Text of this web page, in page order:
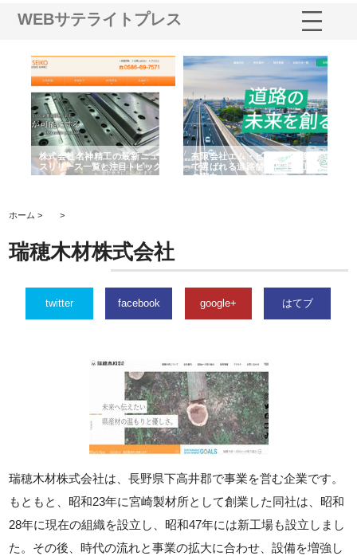
WEBサテライトプレス
株式会社名神精工の最新ニュー
スリリース一覧と注目トピック
有限会社エム・ビルドが南多摩
で選ばれる道路舗装と土木工事
の実力
ホーム > >
瑞穂木材株式会社
twitter facebook google+ はてブ
瑞穂木材株式会社は、長野県下高井郡で事業を営む企業です。
もともと、昭和23年に宮崎製材所として創業した同社は、昭和
28年に現在の組織を設立し、昭和47年には新工場も設立しまし
た。その後、時代の流れと事業の拡大に合わせ、設備を増強し